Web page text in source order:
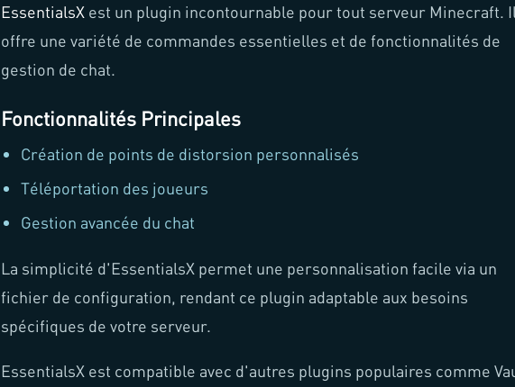
EssentialsX est un plugin incontournable pour tout serveur Minecraft.
offre une variété de commandes essentielles et de fonctionnalités de
gestion de chat.
Fonctionnalités Principales
Création de points de distorsion personnalisés
Téléportation des joueurs
Gestion avancée du chat
La simplicité d'EssentialsX permet une personnalisation facile via un
fichier de configuration, rendant ce plugin adaptable aux besoins
spécifiques de votre serveur.
EssentialsX est compatible avec d'autres plugins populaires comme